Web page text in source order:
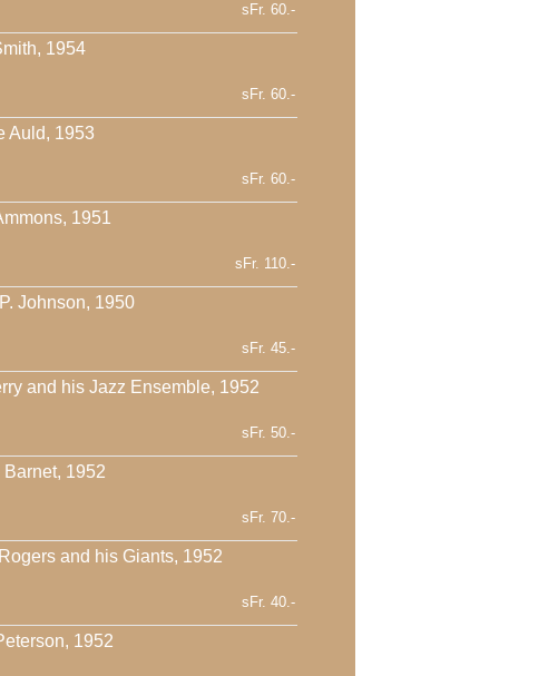
sFr. 60.-
1954
sFr. 60.-
Auld, 1953
sFr. 60.-
1951
sFr. 110.-
Johnson, 1950
sFr. 45.-
and his Jazz Ensemble, 1952
sFr. 50.-
1952
sFr. 70.-
and his Giants, 1952
sFr. 40.-
1952